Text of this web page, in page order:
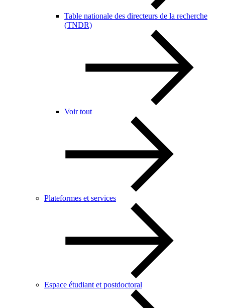
Table nationale des directeurs de la recherche
(TNDR)
Voir tout
Plateformes et services
Espace étudiant et postdoctoral